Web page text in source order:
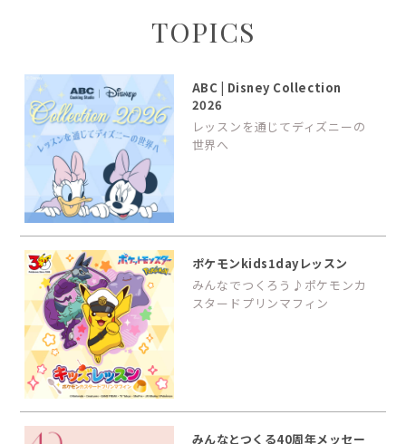
TOPICS
ABC | Disney Collection
2026
レッスンを通じてディズニーの
世界へ
ポケモンkids1dayレッスン
みんなでつくろう♪ポケモンカ
スタードプリンマフィン
みんなとつくる40周年メッセー